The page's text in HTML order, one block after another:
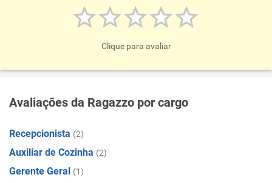
Clique para avaliar
Avaliações da Ragazzo por cargo
Recepcionista (2)
Auxiliar de Cozinha (2)
Gerente Geral (1)